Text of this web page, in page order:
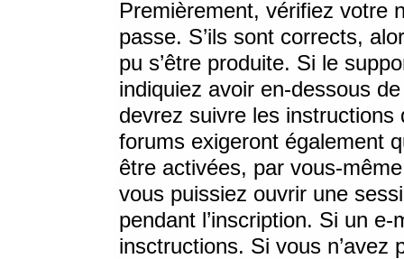
Premièrement, vérifiez votre
passe. S’ils sont corrects,
pu s’être produite. Si le
indiquiez avoir en-dessous
devrez suivre les
forums exigeront également
être activées, par vous-
vous puissiez ouvrir une
pendant l’inscription. Si un
insctructions. Si vous n’avez